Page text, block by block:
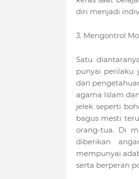
diri menjadi
3. Mengontrol
Satu
punyai perilaku
dan
agama Islam
jelek seperti
bagus mesti
orang-tua. Di
diberikan
mempunyai
serta berperan